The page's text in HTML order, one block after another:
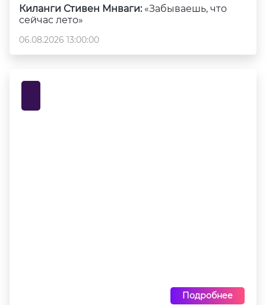
Киланги Стивен Мнваги: «Забываешь, что
сейчас лето»
06.08.2026 13:00:00
Подробнее